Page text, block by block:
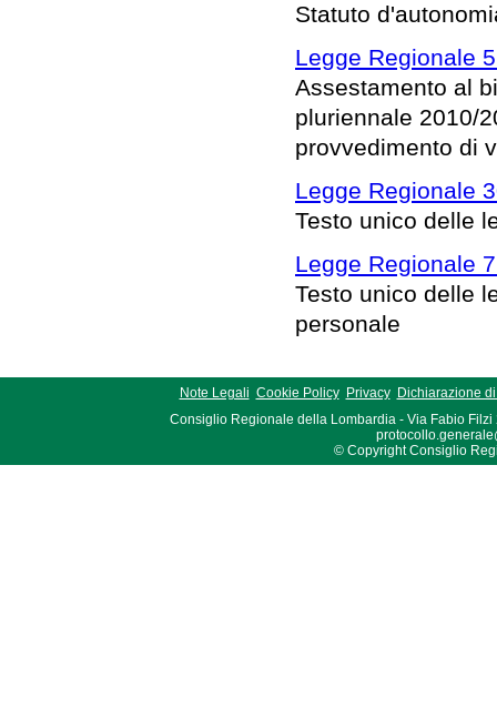
Statuto
Legge Regionale
Assestamento al
pluriennale 2010/
provvedimento di
Legge Regionale
Testo unico delle
Legge Regionale
Testo unico delle
personale
Note Legali Cookie Policy Privacy
Dichiarazione
Consiglio Regionale della Lombardia - Via Fabio Filzi
© Copyright Consiglio